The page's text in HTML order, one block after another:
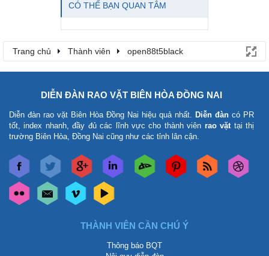
CÓ THỂ BẠN QUAN TÂM
Trang chủ Thành viên open88t5black
DIỄN ĐÀN RAO VẶT BIÊN HÒA ĐỒNG NAI
Diễn đàn rao vặt Biên Hòa Đồng Nai hiệu quả nhất. Diễn đàn có PR
tốt, index nhanh, đầy đủ các lĩnh vực cho thành viên rao vặttại thị
trường Biên Hòa, Đồng Nai cũng như các tỉnh lân cận.
THÀNH VIÊN CẦN CHÚ Ý
Thông báo BQT